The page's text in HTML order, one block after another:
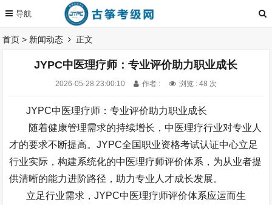
首页 > 新闻动态 正文
JYPC中医理疗师：专业评价助力职业成长
2026-05-28 23:00:10 作者 : 浏览 : 48 次
JYPC中医理疗师：专业评价助力职业成长
随着健康管理需求的持续增长，中医理疗行业对专业人
才的要求不断提高。JYPC全国职业资格考试认证中心立足
行业实际，构建系统化的中医理疗师评价体系，为从业者提
供清晰的能力进阶路径，助力专业人才成长发展。
立足行业需求，JYPC中医理疗师评价体系应运而生